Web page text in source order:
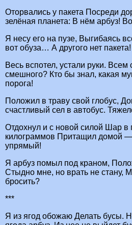
Оторвались у пакета Посреди
зелёная планета: В нём арбуз!
Я несу его на пузе, Выгибаясь
вот обуза… А другого нет пакета!
Весь вспотел, устали руки.
смешного? Кто бы знал, какая
порога!
Положил в траву свой глобус,
счастливый сел в автобус.
Отдохнул и с новой силой Шар в
килограммов Притащил домой —
упрямый!
Я арбуз помыл под краном,
Стыдно мне, но врать не
бросить?
***
Я из ягод обожаю Делать бусы.